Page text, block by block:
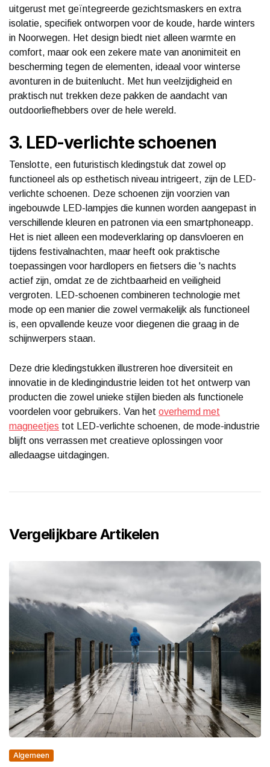
uitgerust met geïntegreerde gezichtsmaskers en extra
isolatie, specifiek ontworpen voor de koude, harde winters
in Noorwegen. Het design biedt niet alleen warmte en
comfort, maar ook een zekere mate van anonimiteit en
bescherming tegen de elementen, ideaal voor winterse
avonturen in de buitenlucht. Met hun veelzijdigheid en
praktisch nut trekken deze pakken de aandacht van
outdoorliefhebbers over de hele wereld.
3. LED-verlichte schoenen
Tenslotte, een futuristisch kledingstuk dat zowel op
functioneel als op esthetisch niveau intrigeert, zijn de LED-
verlichte schoenen. Deze schoenen zijn voorzien van
ingebouwde LED-lampjes die kunnen worden aangepast in
verschillende kleuren en patronen via een smartphoneapp.
Het is niet alleen een modeverklaring op dansvloeren en
tijdens festivalnachten, maar heeft ook praktische
toepassingen voor hardlopers en fietsers die 's nachts
actief zijn, omdat ze de zichtbaarheid en veiligheid
vergroten. LED-schoenen combineren technologie met
mode op een manier die zowel vermakelijk als functioneel
is, een opvallende keuze voor diegenen die graag in de
schijnwerpers staan.
Deze drie kledingstukken illustreren hoe diversiteit en
innovatie in de kledingindustrie leiden tot het ontwerp van
producten die zowel unieke stijlen bieden als functionele
voordelen voor gebruikers. Van het overhemd met
magneetjes tot LED-verlichte schoenen, de mode-industrie
blijft ons verrassen met creatieve oplossingen voor
alledaagse uitdagingen.
Vergelijkbare Artikelen
Algemeen